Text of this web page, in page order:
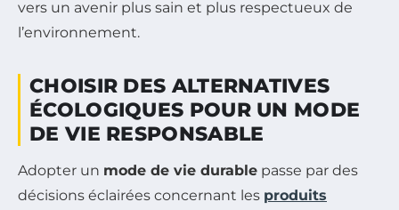
vers un avenir plus sain et plus respectueux de
l’environnement.
CHOISIR DES ALTERNATIVES
ÉCOLOGIQUES POUR UN MODE
DE VIE RESPONSABLE
Adopter un mode de vie durable passe par des
décisions éclairées concernant les produits